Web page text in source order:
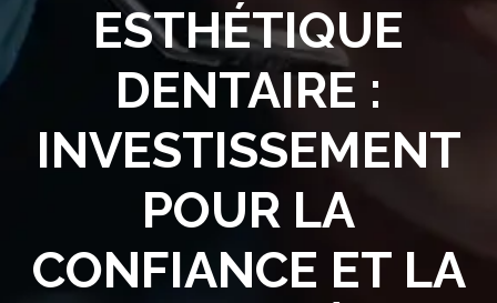
ESTHÉTIQUE
DENTAIRE :
INVESTISSEMENT
POUR LA
CONFIANCE ET LA